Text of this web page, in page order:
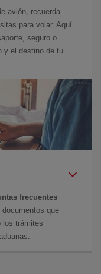
avión, recuerda
para volar. Aquí
seguro o
y el destino de tu
frecuentes
que
los trámites